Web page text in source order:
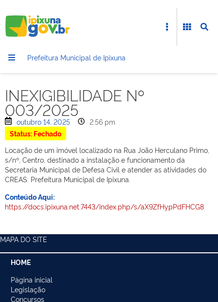
Prefeitura Municipal de Ipixuna
INEXIGIBILIDADE Nº
003/2025
outubro 14, 2025
2:56 pm
Status: Fechado
Locação de um imóvel localizado na Rua João Herculano Primo,
s/nº, Centro, destinado a instalação e funcionamento da
Secretaria Municipal de Defesa Civil e atender as atividades do
CREAS: Prefeitura Municipal de Ipixuna.
Conteúdo Aqui:
https://docs.ipixuna.net:7443/index.php/s/aX9ZfHypPdFHCG8
MAPA DO SITE
HOME
Página inicial
Legislação
Concursos